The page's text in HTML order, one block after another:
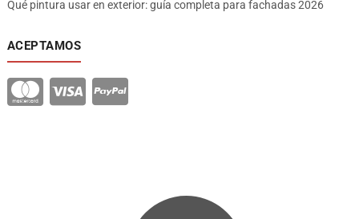
Qué pintura usar en exterior: guía completa para fachadas 2026
ACEPTAMOS